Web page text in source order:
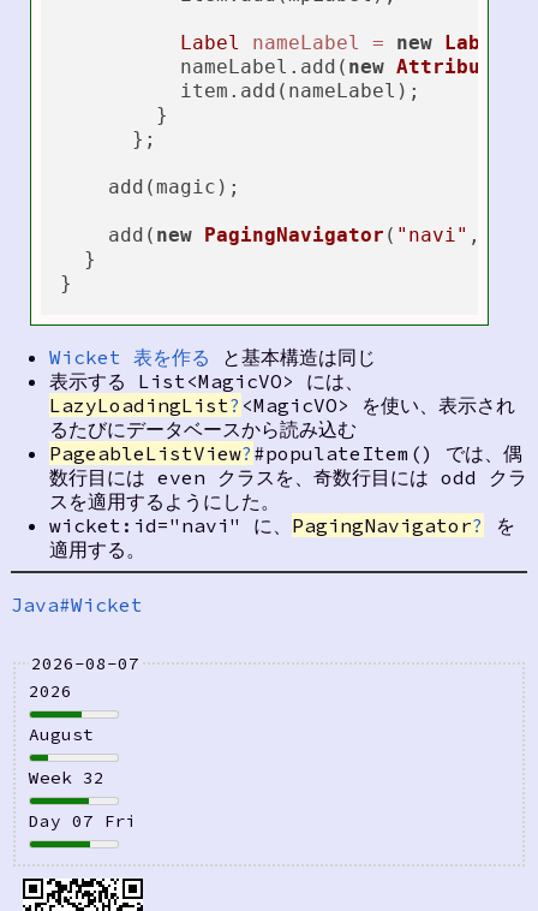
2026-08-07
2026
August
Week 32
Day 07 Fri
Label nameLabel = new Label
          nameLabel.add(
new
          item.add(nameLabel);
        }
      };
    add(magic);
    add(
new PagingNavigator ( "navi" ,
  }
Wicket 表を作る と基本構造は同じ
表示する List<MagicVO> には、
LazyLoadingList? <MagicVO> を使い、表示され
るたびにデータベースから読み込む
PageableListView? #populateItem() では、偶
数行目には even クラスを、奇数行目には odd クラ
スを適用するようにした。
wicket:id="navi" に、 PagingNavigator?
を
適用する。
Java#Wicket